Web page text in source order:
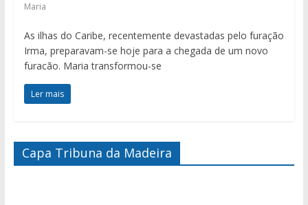
Maria
As ilhas do Caribe, recentemente devastadas pelo furação
Irma, preparavam-se hoje para a chegada de um novo
furacão. Maria transformou-se
Ler mais
Capa Tribuna da Madeira